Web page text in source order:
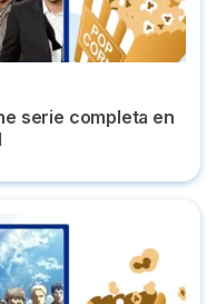
serie completa en
y en castellano